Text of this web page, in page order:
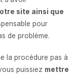
site ainsi que
pour
de problème.
la procédure pas à
puissiez mettre